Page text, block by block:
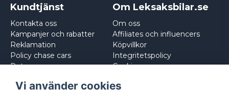
Kundtjänst
Kontakta oss
Kampanjer och rabatter
Reklamation
Policy chase cars
Returnera
Om Leksaksbilar.se
Om oss
Affiliates och influencers
Köpvillkor
Integritetspolicy
Cookies
Vi använder cookies